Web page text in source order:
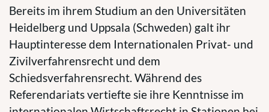
Bereits im ihrem Studium an den Universitäten
Heidelberg und Uppsala (Schweden) galt ihr
Hauptinteresse dem Internationalen Privat- und
Zivilverfahrensrecht und dem
Schiedsverfahrensrecht. Während des
Referendariats vertiefte sie ihre Kenntnisse im